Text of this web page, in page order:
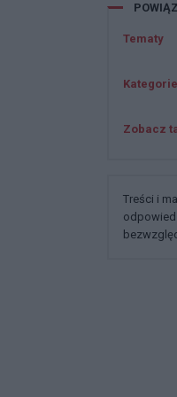
Tematy
Zobacz
Treści i